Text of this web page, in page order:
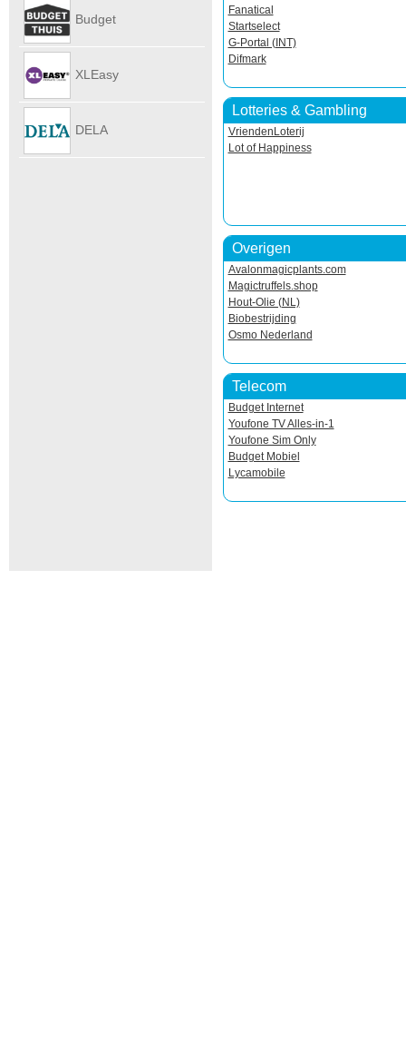
Fanatical
Startselect
G-Portal (INT)
Difmark
Lotteries & Gambling
VriendenLoterij
Lot of Happiness
Overigen
Avalonmagicplants.com
Magictruffels.shop
Hout-Olie (NL)
Biobestrijding
Osmo Nederland
Telecom
Budget Internet
Youfone TV Alles-in-1
Youfone Sim Only
Budget Mobiel
Lycamobile
Budget
XLEasy
DELA